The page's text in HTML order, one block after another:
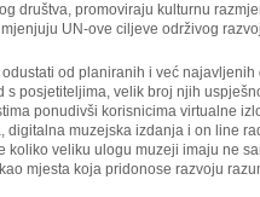
društva, promoviraju kulturnu
UN-ove ciljeve održivog
od planiranih i već
s posjetiteljima, velik broj njih
ponudivši korisnicima virtualne
digitalna muzejska izdanja i on line
koliko veliku ulogu muzeji imaju ne
mjesta koja pridonose razvoju